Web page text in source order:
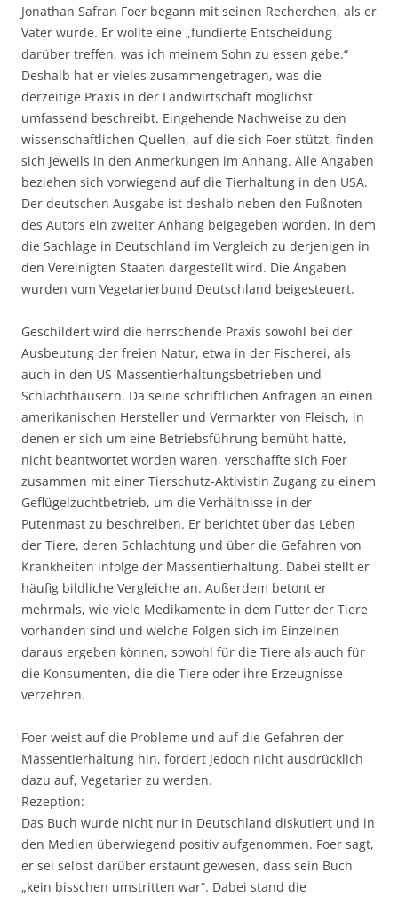
Jonathan Safran Foer begann mit seinen Recherchen, als er
Vater wurde. Er wollte eine „fundierte Entscheidung
darüber treffen, was ich meinem Sohn zu essen gebe.“
Deshalb hat er vieles zusammengetragen, was die
derzeitige Praxis in der Landwirtschaft möglichst
umfassend beschreibt. Eingehende Nachweise zu den
wissenschaftlichen Quellen, auf die sich Foer stützt, finden
sich jeweils in den Anmerkungen im Anhang. Alle Angaben
beziehen sich vorwiegend auf die Tierhaltung in den USA.
Der deutschen Ausgabe ist deshalb neben den Fußnoten
des Autors ein zweiter Anhang beigegeben worden, in dem
die Sachlage in Deutschland im Vergleich zu derjenigen in
den Vereinigten Staaten dargestellt wird. Die Angaben
wurden vom Vegetarierbund Deutschland beigesteuert.
Geschildert wird die herrschende Praxis sowohl bei der
Ausbeutung der freien Natur, etwa in der Fischerei, als
auch in den US-Massentierhaltungsbetrieben und
Schlachthäusern. Da seine schriftlichen Anfragen an einen
amerikanischen Hersteller und Vermarkter von Fleisch, in
denen er sich um eine Betriebsführung bemüht hatte,
nicht beantwortet worden waren, verschaffte sich Foer
zusammen mit einer Tierschutz-Aktivistin Zugang zu einem
Geflügelzuchtbetrieb, um die Verhältnisse in der
Putenmast zu beschreiben. Er berichtet über das Leben
der Tiere, deren Schlachtung und über die Gefahren von
Krankheiten infolge der Massentierhaltung. Dabei stellt er
häufig bildliche Vergleiche an. Außerdem betont er
mehrmals, wie viele Medikamente in dem Futter der Tiere
vorhanden sind und welche Folgen sich im Einzelnen
daraus ergeben können, sowohl für die Tiere als auch für
die Konsumenten, die die Tiere oder ihre Erzeugnisse
verzehren.
Foer weist auf die Probleme und auf die Gefahren der
Massentierhaltung hin, fordert jedoch nicht ausdrücklich
dazu auf, Vegetarier zu werden.
Rezeption:
Das Buch wurde nicht nur in Deutschland diskutiert und in
den Medien überwiegend positiv aufgenommen. Foer sagt,
er sei selbst darüber erstaunt gewesen, dass sein Buch
„kein bisschen umstritten war“. Dabei stand die